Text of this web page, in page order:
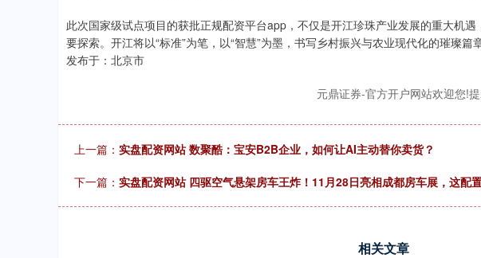
此次国家级试点项目的获批正规配资平台app，不仅是开江珍珠产业发展的重大机
要探索。开江将以“标准”为笔，以“智慧”为墨，书写乡村振兴与农业现代化的璀璨篇章
发布于：北京市
元鼎证券-官方开户网站欢迎您!
上一篇： 实盘配资网站 数聚酷：宝安B2B企业，如何让AI主动替你卖货？
下一篇： 实盘配资网站 四驱空气悬架房车王炸！11月28日亮相成都房车展，这配
相关文章